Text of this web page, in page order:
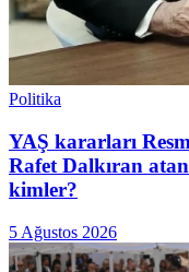
Politika
YAŞ kararları
Rafet Dalkıran
kimler?
5 Ağustos 2026